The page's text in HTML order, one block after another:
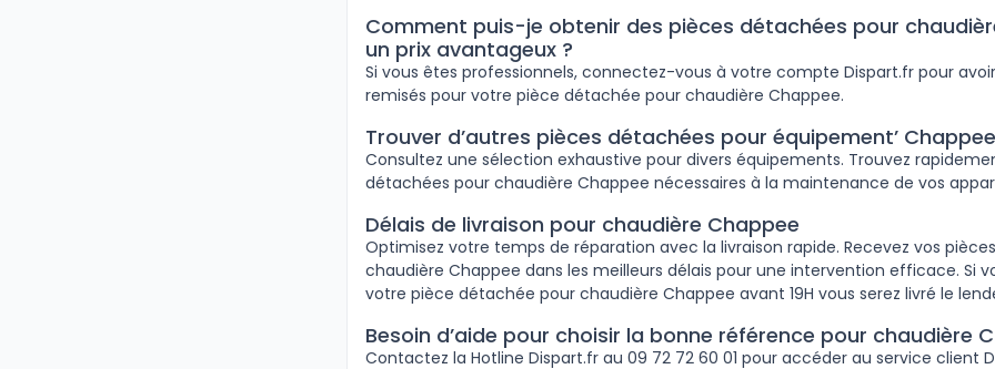
Comment puis-je obtenir des pièces détachées pour
un prix avantageux ?
Si vous êtes professionnels, connectez-vous à votre compte Dispart.fr pour
remisés pour votre pièce détachée pour chaudière Chappee.
Trouver d’autres pièces détachées pour équipement’
Consultez une sélection exhaustive pour divers équipements. Trouvez
détachées pour chaudière Chappee nécessaires à la maintenance de vos
Délais de livraison pour chaudière Chappee
Optimisez votre temps de réparation avec la livraison rapide. Recevez vos
chaudière Chappee dans les meilleurs délais pour une intervention efficace. Si
votre pièce détachée pour chaudière Chappee avant 19H vous serez livré le
Besoin d’aide pour choisir la bonne référence pour chaudière
Contactez la Hotline Dispart.fr au 09 72 72 60 01 pour accéder au service client